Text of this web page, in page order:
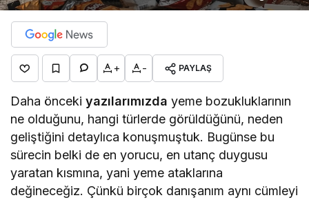
+ - PAYLAŞ
Daha öncekiyazılarımızda yeme bozukluklarının
ne olduğunu, hangi türlerde görüldüğünü, neden
geliştiğini detaylıca konuşmuştuk. Bugünse bu
sürecin belki de en yorucu, en utanç duygusu
yaratan kısmına, yani yeme ataklarına
değineceğiz. Çünkü birçok danışanım aynı cümleyi